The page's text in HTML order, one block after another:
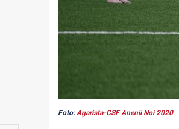
Foto: Agarista-CSF Anenii Noi 2020